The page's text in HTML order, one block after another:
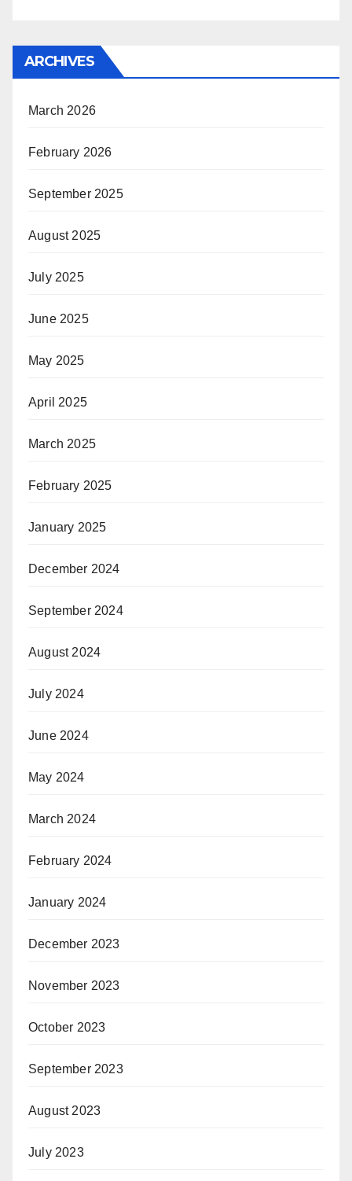
ARCHIVES
March 2026
February 2026
September 2025
August 2025
July 2025
June 2025
May 2025
April 2025
March 2025
February 2025
January 2025
December 2024
September 2024
August 2024
July 2024
June 2024
May 2024
March 2024
February 2024
January 2024
December 2023
November 2023
October 2023
September 2023
August 2023
July 2023